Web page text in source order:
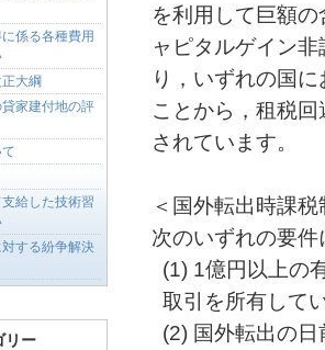
を利用して巨額
ャピタルゲイン
り，いずれの国
ことから，租税
されています。
＜国外転出時課
次のいずれの要
(1) 1億円以上の
取引を所有して
(2) 国外転出の
係る各種費用
大綱
家建付地の評
給した技術習
する紛争解決
リー